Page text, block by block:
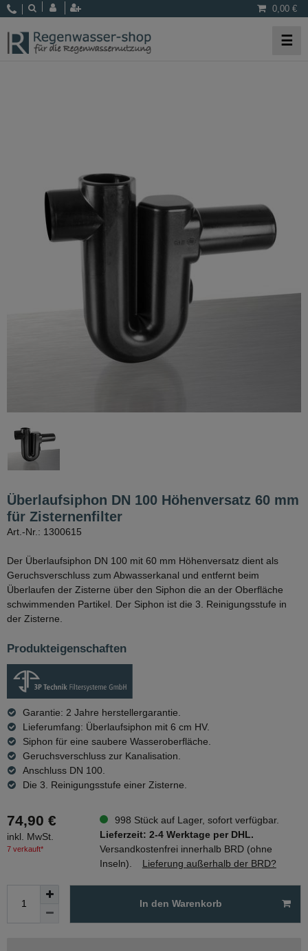
0,00 €
☰
Überlaufsiphon DN 100 Höhenversatz 60 mm
für Zisternenfilter
Art.-Nr.: 1300615
Der Überlaufsiphon DN 100 mit 60 mm Höhenversatz dient als
Geruchsverschluss zum Abwasserkanal und entfernt beim
Überlaufen der Zisterne über den Siphon die an der Oberfläche
schwimmenden Partikel. Der Siphon ist die 3. Reinigungsstufe in
der Zisterne.
Produkteigenschaften
Garantie: 2 Jahre herstellergarantie.
Lieferumfang: Überlaufsiphon mit 6 cm HV.
Siphon für eine saubere Wasseroberfläche.
Geruchsverschluss zur Kanalisation.
Anschluss DN 100.
Die 3. Reinigungsstufe einer Zisterne.
74,90 €
inkl. MwSt.
7 verkauft*
998 Stück auf Lager, sofort verfügbar.
Lieferzeit: 2-4 Werktage per DHL.
Versandkostenfrei innerhalb BRD (ohne
Inseln).
Lieferung außerhalb der BRD?
In den Warenkorb